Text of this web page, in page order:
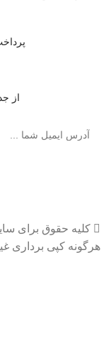
از
کلیه حقوق برای
هرگونه کپی برداری